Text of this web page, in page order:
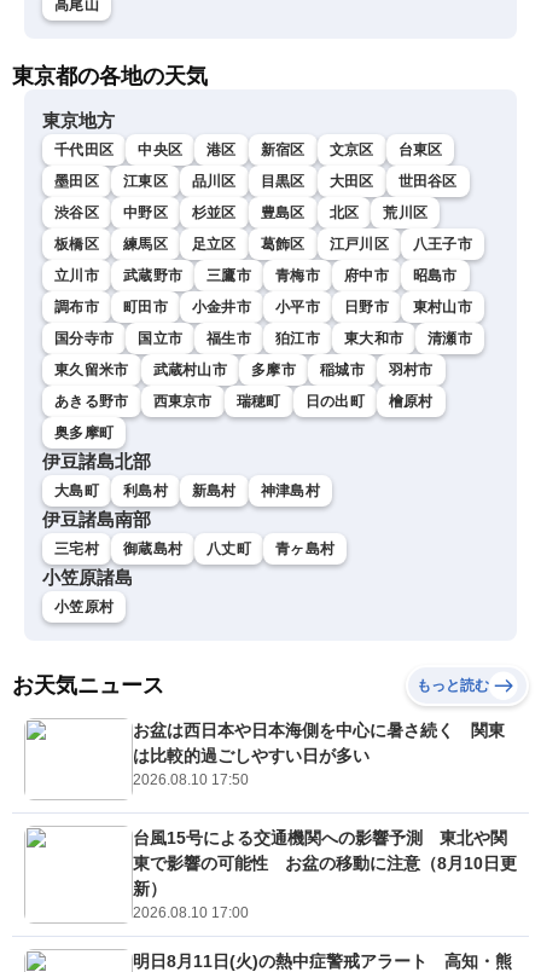
高尾山
東京都の各地の天気
東京地方
千代田区 中央区 港区 新宿区 文京区
台東区
墨田区
江東区 品川区 目黒区 大田区
世田谷区
渋谷区
中野区 杉並区 豊島区 北区
荒川区
板橋区
練馬区 足立区 葛飾区 江戸川区
八王子市
立川市
武蔵野市 三鷹市 青梅市 府中市
昭島市
調布市
町田市 小金井市 小平市 日野市
東村山市
国分寺市
国立市 福生市 狛江市 東大和市
清瀬市
東久留米市
武蔵村山市 多摩市 稲城市
羽村市
あきる野市
西東京市 瑞穂町 日の出町
檜原村
奥多摩町
伊豆諸島北部
大島町 利島村 新島村 神津島村
伊豆諸島南部
三宅村 御蔵島村 八丈町 青ヶ島村
小笠原諸島
小笠原村
お天気ニュース もっと読む
お盆は西日本や日本海側を中心に暑さ続く 関東
は比較的過ごしやすい日が多い
2026.08.10 17:50
台風15号による交通機関への影響予測 東北や関
東で影響の可能性 お盆の移動に注意（8月10日更
新）
2026.08.10 17:00
明日8月11日(火)の熱中症警戒アラート 高知・熊